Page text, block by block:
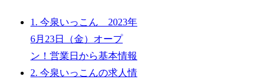
1. 今泉いっこん 2023年
6月23日（金）オープ
ン！営業日から基本情報
2. 今泉いっこんの求人情